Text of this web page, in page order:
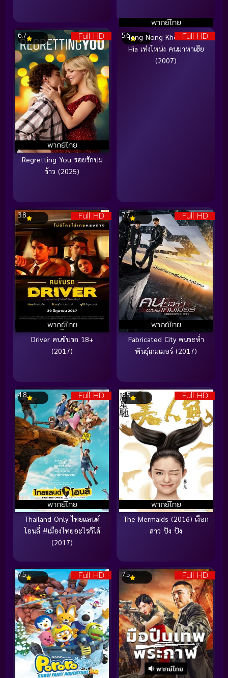
Full HD
พากย์ไทย
6.7
Regretting You รอยรักปม
ร้าว (2025)
Full HD
พากย์ไทย
5.6Teng Nong Khon Maha-
Hia เท่งโหน่ง คนมาหาเฮีย
(2007)
Full HD
พากย์ไทย
3.8
Driver คนขับรถ 18+
(2017)
Full HD
พากย์ไทย
7.7
Fabricated City คนระห่ำ
พันธุ์เกมเมอร์ (2017)
Full HD
พากย์ไทย
4.8
Thailand Only ไทยแลนด์
โอนลี่ #เมืองไทยอะไรก็ได้
(2017)
Full HD
พากย์ไทย
8.5
The Mermaids (2016) เงือก
สาว ปัง ปัง
Full HD
7.5 Full HD
7.5